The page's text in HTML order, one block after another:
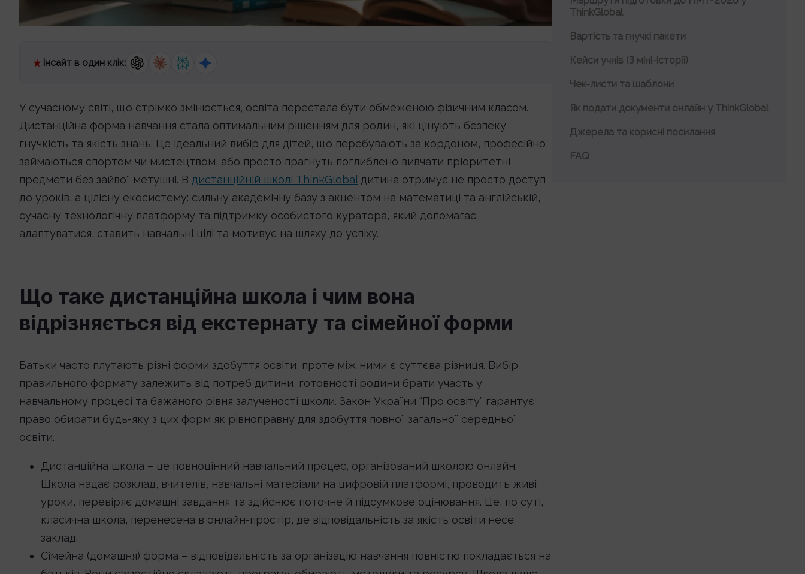
Інсайт в один клік:
У сучасному світі, що стрімко змінюється, освіта перестала бути обмеженою фізичним класом.
Дистанційна форма навчання стала оптимальним рішенням для родин, які цінують безпеку,
гнучкість та якість знань. Це ідеальний вибір для дітей, що перебувають за кордоном, професійно
займаються спортом чи мистецтвом, або просто прагнуть поглиблено вивчати пріоритетні
предмети без зайвої метушні. В дистанційній школі ThinkGlobal дитина отримує не просто доступ
до уроків, а цілісну екосистему: сильну академічну базу з акцентом на математиці та англійській,
сучасну технологічну платформу та підтримку особистого куратора, який допомагає
адаптуватися, ставить навчальні цілі та мотивує на шляху до успіху.
Що таке дистанційна школа і чим вона
відрізняється від екстернату та сімейної форми
Батьки часто плутають різні форми здобуття освіти, проте між ними є суттєва різниця. Вибір
правильного формату залежить від потреб дитини, готовності родини брати участь у
навчальному процесі та бажаного рівня залученості школи. Закон України “Про освіту” гарантує
право обирати будь-яку з цих форм як рівноправну для здобуття повної загальної середньої
освіти.
Дистанційна школа – це повноцінний навчальний процес, організований школою онлайн.
Школа надає розклад, вчителів, навчальні матеріали на цифровій платформі, проводить живі
уроки, перевіряє домашні завдання та здійснює поточне й підсумкове оцінювання. Це, по суті,
класична школа, перенесена в онлайн-простір, де відповідальність за якість освіти несе
заклад.
Сімейна (домашня) форма – відповідальність за організацію навчання повністю покладається на
ThinkGlobal
Вартість та гнучкі пакети
Кейси учнів (3 міні-історії)
Чек-листи та шаблони
Як подати документи онлайн у ThinkGlobal
Джерела та корисні посилання
FAQ